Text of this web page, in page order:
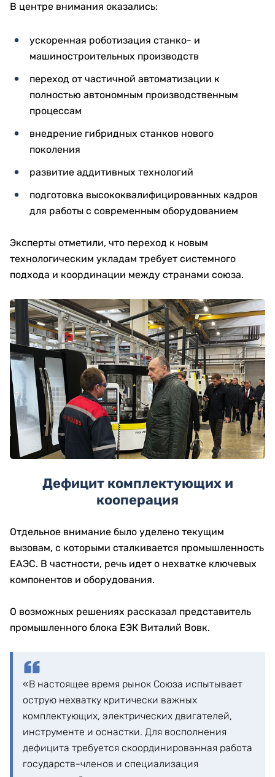
В центре внимания оказались:
ускоренная роботизация станко- и
машиностроительных производств
переход от частичной автоматизации к
полностью автономным производственным
процессам
внедрение гибридных станков нового
поколения
развитие аддитивных технологий
подготовка высококвалифицированных кадров
для работы с современным оборудованием
Эксперты отметили, что переход к новым
технологическим укладам требует системного
подхода и координации между странами союза.
Дефицит комплектующих и
кооперация
Отдельное внимание было уделено текущим
вызовам, с которыми сталкивается промышленность
ЕАЭС. В частности, речь идет о нехватке ключевых
компонентов и оборудования.
О возможных решениях рассказал представитель
промышленного блока ЕЭК Виталий Вовк.
«В настоящее время рынок Союза испытывает
острую нехватку критически важных
комплектующих, электрических двигателей,
инструменте и оснастки. Для восполнения
дефицита требуется скоординированная работа
государств-членов и специализация